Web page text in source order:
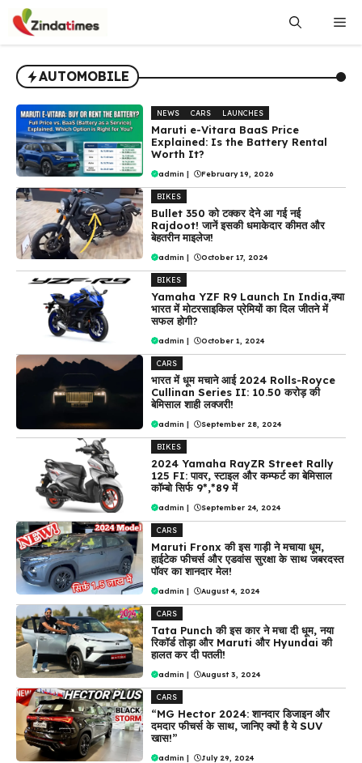
content
AUTOMOBILE
NEWS CARS LAUNCHES
Maruti e-Vitara BaaS Price
Explained: Is the Battery Rental
Worth It?
admin | February 19, 2026
BIKES
Bullet 350 को टक्कर देने आ गई नई
Rajdoot! जानें इसकी धमाकेदार कीमत और
बेहतरीन माइलेज!
admin | October 17, 2024
BIKES
Yamaha YZF R9 Launch In India,क्या
भारत में मोटरसाइकिल प्रेमियों का दिल जीतने में
सफल होगी?
admin | October 1, 2024
CARS
भारत में धूम मचाने आई 2024 Rolls-Royce
Cullinan Series II: ₹10.50 करोड़ की
बेमिसाल शाही लक्जरी!
admin | September 28, 2024
BIKES
2024 Yamaha RayZR Street Rally
125 FI: पावर, स्टाइल और कम्फर्ट का बेमिसाल
कॉम्बो सिर्फ 9*,*89 में
admin | September 24, 2024
CARS
Maruti Fronx की इस गाड़ी ने मचाया धूम,
हाईटेक फीचर्स और एडवांस सुरक्षा के साथ जबरदस्त
पॉवर का शानदार मेल!
admin | August 4, 2024
CARS
Tata Punch की इस कार ने मचा दी धूम, नया
रिकॉर्ड तोड़ा और Maruti और Hyundai की
हालत कर दी पतली!
admin | August 3, 2024
CARS
“MG Hector 2024: शानदार डिजाइन और
दमदार फीचर्स के साथ, जानिए क्यों है ये SUV
खास!”
admin | July 29, 2024